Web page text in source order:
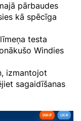
pārbaudes
kā spēcīga
testa
Windies
izmantojot
sagaidīšanas